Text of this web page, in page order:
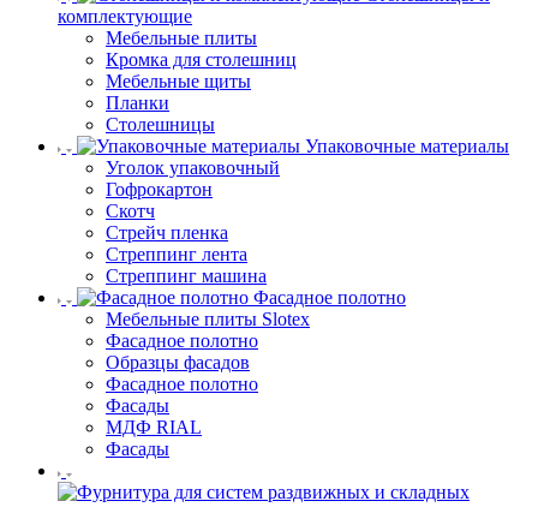
комплектующие
Мебельные плиты
Кромка для столешниц
Мебельные щиты
Планки
Столешницы
Упаковочные материалы
Уголок упаковочный
Гофрокартон
Скотч
Стрейч пленка
Стреппинг лента
Стреппинг машина
Фасадное полотно
Мебельные плиты Slotex
Фасадное полотно
Образцы фасадов
Фасадное полотно
Фасады
МДФ RIAL
Фасады